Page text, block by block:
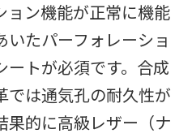
ョン機能が正常に機能
たパーフォレーショ
ートが必須です。合成
では通気孔の耐久性が
果的に高級レザー（ナ